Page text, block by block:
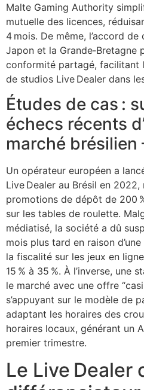
Malte Gaming Authority
mutuelle des licences,
4 mois. De même, l’accord
Japon et la Grande‑Bretagne
conformité partagé, facilitant
de studios Live Dealer dans
Études de cas :
échecs récents
marché brésilien
Un opérateur européen a
Live Dealer au Brésil en
promotions de dépôt de 200
sur les tables de roulette.
médiatisé, la société a dû
mois plus tard en raison
la fiscalité sur les jeux en
15 % à 35 %. À l’inverse, une
le marché avec une offre
s’appuyant sur le modèle de
adaptant les horaires des
horaires locaux, générant un
premier trimestre.
Le Live Dealer